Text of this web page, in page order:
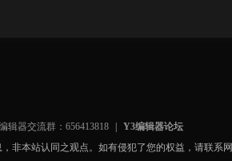
辑器交流群：656413818
Y3编辑器论坛
非本站认同之观点。如有侵犯了您的权益，请联系